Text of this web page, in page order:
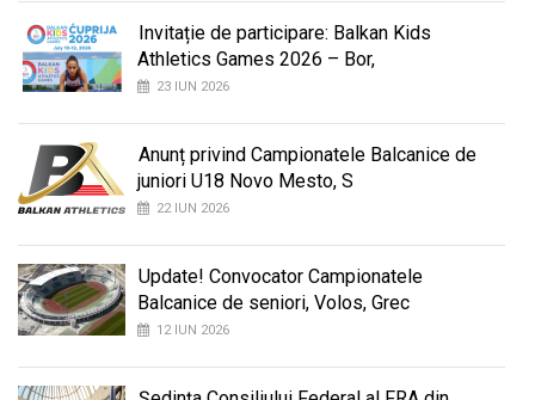
Invitație de participare: Balkan Kids
Athletics Games 2026 – Bor,
23 IUN 2026
Anunț privind Campionatele Balcanice de
juniori U18 Novo Mesto, S
22 IUN 2026
Update! Convocator Campionatele
Balcanice de seniori, Volos, Grec
12 IUN 2026